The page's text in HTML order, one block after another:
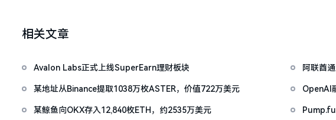
相关文章
Avalon Labs正式上线SuperEarn理财板块 阿联酋
某地址从Binance提取1038万枚ASTER，价值722万美元 OpenAI
某鲸鱼向OKX存入12,840枚ETH，约2535万美元